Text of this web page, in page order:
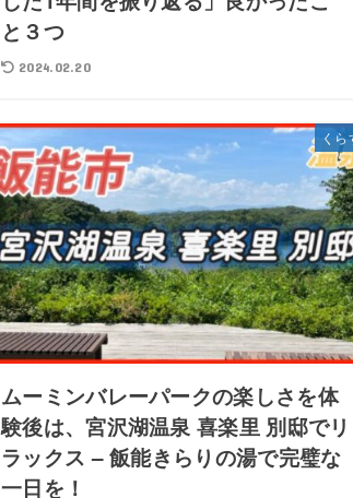
と３つ
2024.02.20
くら
ムーミンバレーパークの楽しさを体
験後は、宮沢湖温泉 喜楽里 別邸でリ
ラックス – 飯能きらりの湯で完璧な
一日を！